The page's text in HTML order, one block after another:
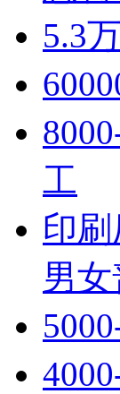
5.3
工
印
男